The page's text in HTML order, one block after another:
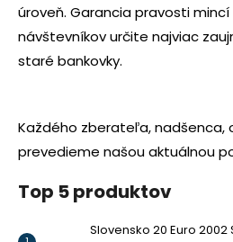
úroveň. Garancia pravosti mincí
návštevníkov určite najviac
staré bankovky.
Každého zberateľa, nadšenca,
prevedieme našou aktuálnou
Top 5 produktov
Slovensko 20 Euro 2002